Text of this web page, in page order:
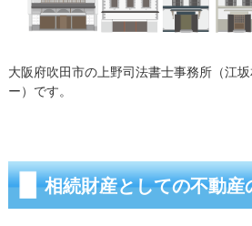
大阪府吹田市の上野司法書士事務所（江
ー）です。
相続財産としての不動産